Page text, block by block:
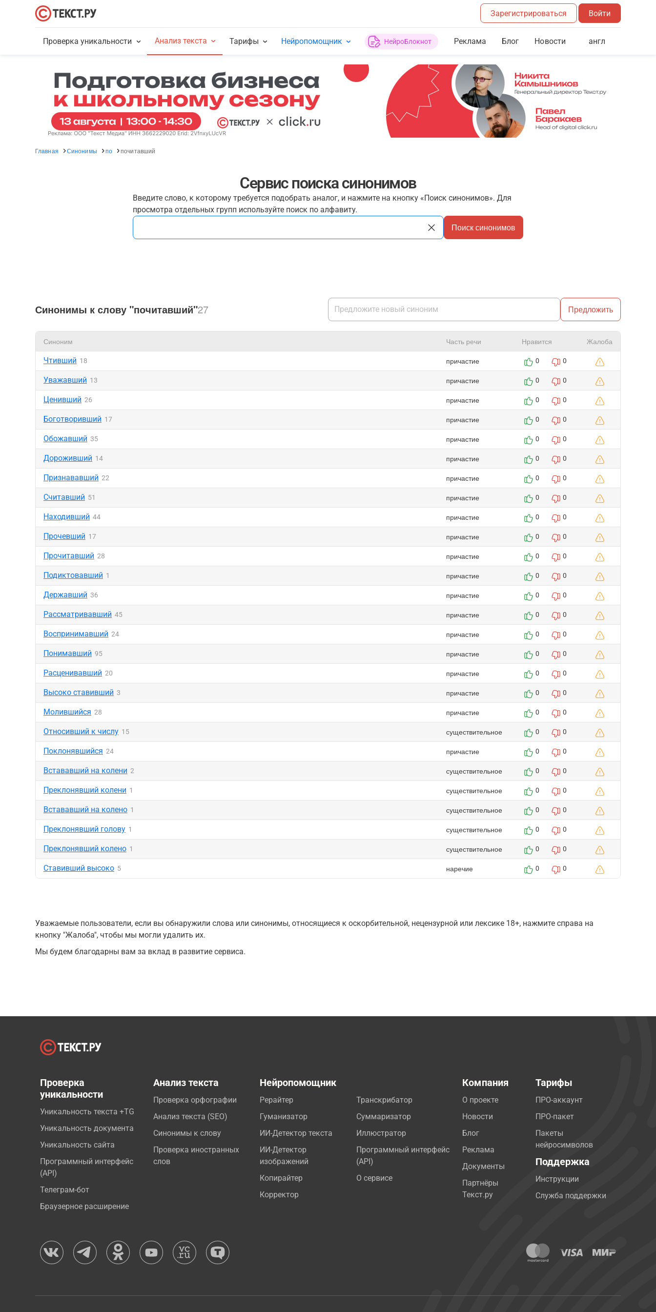
Зарегистрироваться Войти
Проверка уникальности Анализ текста Тарифы Нейропомощник НейроБлокнот Реклама Блог Новости англ
Главная Синонимы по почитавший
Сервис поиска синонимов
Введите слово, к которому требуется подобрать аналог, и нажмите на кнопку «Поиск синонимов». Для
просмотра отдельных групп используйте поиск по алфавиту.
Поиск синонимов
Синонимы к слову "почитавший"27 Предложить
Синоним Часть речи Нравится Жалоба
Чтивший 18 причастие 0 0
Уважавший 13 причастие 0 0
Ценивший 26 причастие 0 0
Боготворивший 17 причастие 0 0
Обожавший 35 причастие 0 0
Дороживший 14 причастие 0 0
Признававший 22 причастие 0 0
Считавший 51 причастие 0 0
Находивший 44 причастие 0 0
Прочевший 17 причастие 0 0
Прочитавший 28 причастие 0 0
Подиктовавший 1 причастие 0 0
Державший 36 причастие 0 0
Рассматривавший 45 причастие 0 0
Воспринимавший 24 причастие 0 0
Понимавший 95 причастие 0 0
Расценивавший 20 причастие 0 0
Высоко ставивший 3 причастие 0 0
Молившийся 28 причастие 0 0
Относивший к числу 15 существительное 0 0
Поклонявшийся 24 причастие 0 0
Встававший на колени 2 существительное 0 0
Преклонявший колени 1 существительное 0 0
Встававший на колено 1 существительное 0 0
Преклонявший голову 1 существительное 0 0
Преклонявший колено 1 существительное 0 0
Ставивший высоко 5 наречие 0 0
Уважаемые пользователи, если вы обнаружили слова или синонимы, относящиеся к оскорбительной, нецензурной или лексике 18+, нажмите справа на
кнопку "Жалоба", чтобы мы могли удалить их.
Мы будем благодарны вам за вклад в развитие сервиса.
Проверка
уникальности
Уникальность текста +TG
Уникальность документа
Уникальность сайта
Программный интерфейс
(API)
Телеграм-бот
Браузерное расширение
Анализ текста
Проверка орфографии
Анализ текста (SEO)
Синонимы к слову
Проверка иностранных
слов
Нейропомощник
Рерайтер
Гуманизатор
ИИ-Детектор текста
ИИ-Детектор
изображений
Копирайтер
Корректор
Транскрибатор
Суммаризатор
Иллюстратор
Программный интерфейс
(API)
О сервисе
Компания
О проекте
Новости
Блог
Реклама
Документы
Партнёры
Текст.ру
Тарифы
ПРО-аккаунт
ПРО-пакет
Пакеты
нейросимволов
Поддержка
Инструкции
Служба поддержки